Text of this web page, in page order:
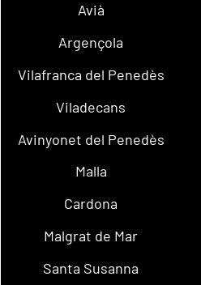
Avià
Argençola
Vilafranca del Penedès
Viladecans
Avinyonet del Penedès
Malla
Cardona
Malgrat de Mar
Santa Susanna